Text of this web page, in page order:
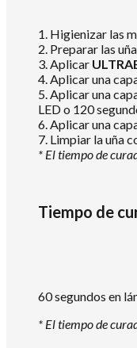
1. Higienizar las
2. Preparar las
3. Aplicar
4. Aplicar una
5. Aplicar una
LED o 120
6. Aplicar una
7. Limpiar la uña
* El tiempo de
Tiempo de
60 segundos en
* El tiempo de